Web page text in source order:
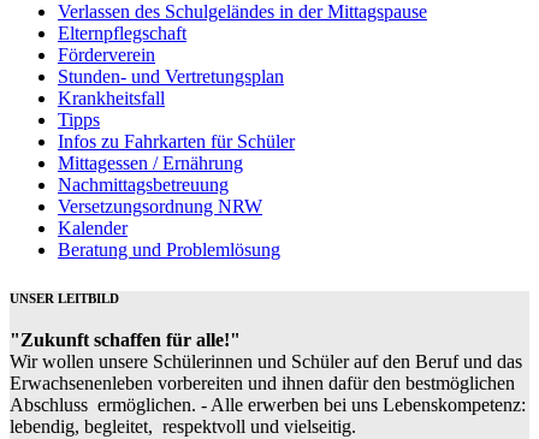
Verlassen des Schulgeländes in der Mittagspause
Elternpflegschaft
Förderverein
Stunden- und Vertretungsplan
Krankheitsfall
Tipps
Infos zu Fahrkarten für Schüler
Mittagessen / Ernährung
Nachmittagsbetreuung
Versetzungsordnung NRW
Kalender
Beratung und Problemlösung
UNSER LEITBILD
"Zukunft schaffen für alle!"
Wir wollen unsere Schülerinnen und Schüler auf den Beruf und das
Erwachsenenleben vorbereiten und ihnen dafür den bestmöglichen
Abschluss ermöglichen. - Alle erwerben bei uns Lebenskompetenz:
lebendig, begleitet, respektvoll und vielseitig.